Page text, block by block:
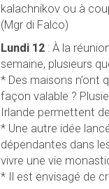
kalachnikov ou à
(Mgr di Falco)
Lundi 12: À la
semaine, plusieurs
* Des maisons n’ont
façon valable ?
Irlande permettent
* Une autre idée
dépendantes dans
vivre une vie
* Il est envisagé de